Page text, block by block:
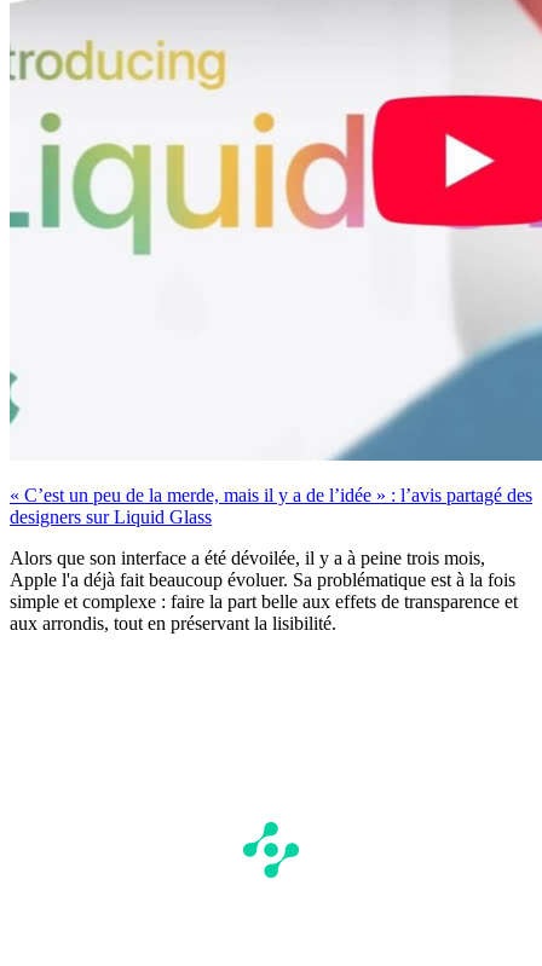
« C’est un peu de la merde, mais il y a de l’idée » : l’avis partagé des
designers sur Liquid Glass
Alors que son interface a été dévoilée, il y a à peine trois mois,
Apple l'a déjà fait beaucoup évoluer. Sa problématique est à la fois
simple et complexe : faire la part belle aux effets de transparence et
aux arrondis, tout en préservant la lisibilité.